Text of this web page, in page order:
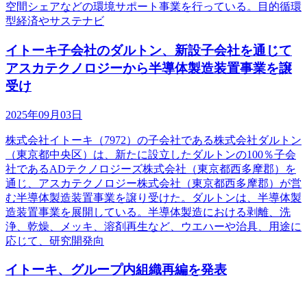
空間シェアなどの環境サポート事業を行っている。目的循環
型経済やサステナビ
イトーキ子会社のダルトン、新設子会社を通じて
アスカテクノロジーから半導体製造装置事業を譲
受け
2025年09月03日
株式会社イトーキ（7972）の子会社である株式会社ダルトン
（東京都中央区）は、新たに設立したダルトンの100％子会
社であるADテクノロジーズ株式会社（東京都西多摩郡）を
通じ、アスカテクノロジー株式会社（東京都西多摩郡）が営
む半導体製造装置事業を譲り受けた。ダルトンは、半導体製
造装置事業を展開している。半導体製造における剥離、洗
浄、乾燥、メッキ、溶剤再生など、ウエハーや治具、用途に
応じて、研究開発向
イトーキ、グループ内組織再編を発表